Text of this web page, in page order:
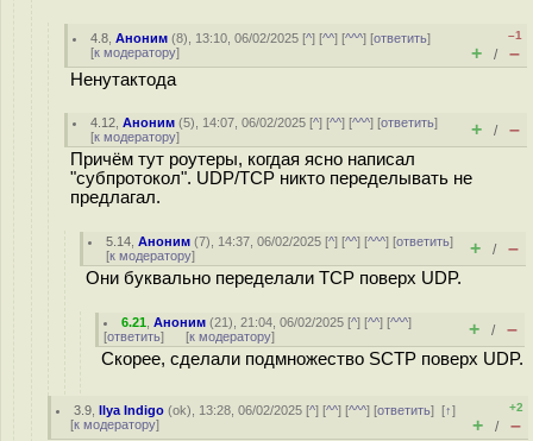
4.8 ,Аноним (8), 13:10, 06/02/2025 [^] [^^] [^^^] [ответить]
[к модератору]
–1
+ / –
Ненутактода
4.12 ,Аноним (5), 14:07, 06/02/2025 [^] [^^] [^^^] [ответить]
[к модератору] + / –
Причём тут роутеры, когдая ясно написал
"субпротокол". UDP/TCP никто переделывать не
предлагал.
5.14 ,Аноним (7), 14:37, 06/02/2025 [^] [^^] [^^^] [ответить]
[к модератору] + / –
Они буквально переделали TCP поверх UDP.
6.21 ,Аноним (21), 21:04, 06/02/2025 [^] [^^] [^^^]
[ответить] [к модератору] + / –
Скорее, сделали подмножество SCTP поверх UDP.
3.9 ,Ilya Indigo (ok), 13:28, 06/02/2025 [^] [^^] [^^^] [ответить][↑]
[к модератору]
+2
+ / –